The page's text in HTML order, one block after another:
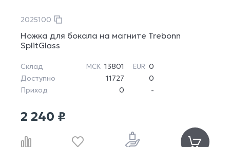
2025100
Ножка для бокала на магните Trebonn
SplitGlass
Склад МСК 13801 EUR 0
Доступно
11727
0
Приход
0 -
2 240 ₽